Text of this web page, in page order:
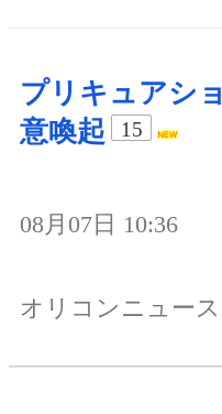
プリキュアシ
意喚起
15
08月07日 10:36
オリコンニュース